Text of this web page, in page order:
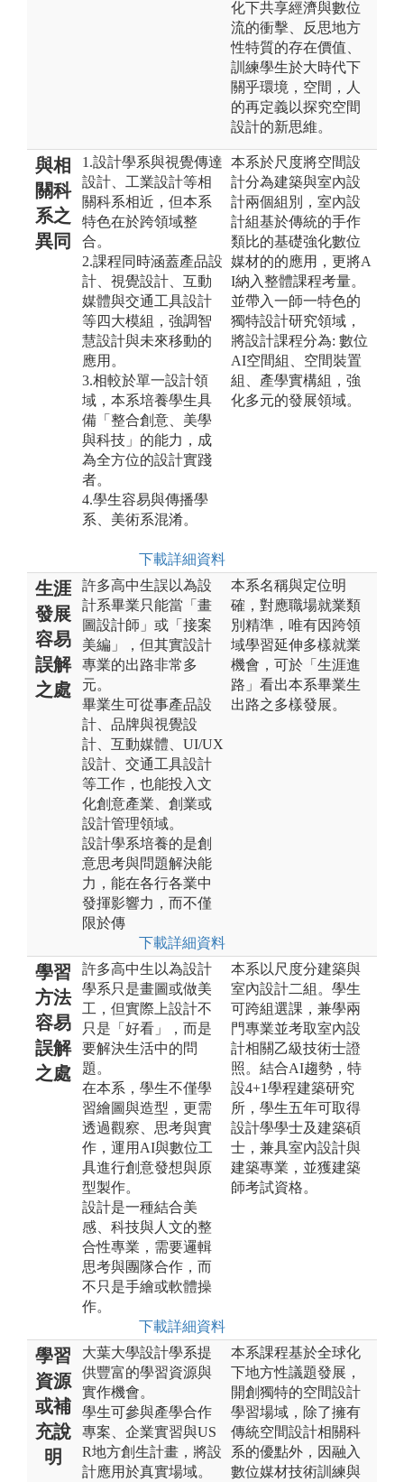
化下共享經濟與數位
流的衝擊、反思地方
性特質的存在價值、
訓練學生於大時代下
關乎環境，空間，人
的再定義以探究空間
設計的新思維。
與相
關科
系之
異同
1.設計學系與視覺傳達
設計、工業設計等相
關科系相近，但本系
特色在於跨領域整
合。
2.課程同時涵蓋產品設
計、視覺設計、互動
媒體與交通工具設計
等四大模組，強調智
慧設計與未來移動的
應用。
3.相較於單一設計領
域，本系培養學生具
備「整合創意、美學
與科技」的能力，成
為全方位的設計實踐
者。
4.學生容易與傳播學
系、美術系混淆。
下載詳細資料
本系於尺度將空間設
計分為建築與室內設
計兩個組別，室內設
計組基於傳統的手作
類比的基礎強化數位
媒材的的應用，更將A
I納入整體課程考量。
並帶入一師一特色的
獨特設計研究領域，
將設計課程分為: 數位
AI空間組、空間裝置
組、產學實構組，強
化多元的發展領域。
生涯
發展
容易
誤解
之處
許多高中生誤以為設
計系畢業只能當「畫
圖設計師」或「接案
美編」，但其實設計
專業的出路非常多
元。
畢業生可從事產品設
計、品牌與視覺設
計、互動媒體、UI/UX
設計、交通工具設計
等工作，也能投入文
化創意產業、創業或
設計管理領域。
設計學系培養的是創
意思考與問題解決能
力，能在各行各業中
發揮影響力，而不僅
限於傳
下載詳細資料
本系名稱與定位明
確，對應職場就業類
別精準，唯有因跨領
域學習延伸多樣就業
機會，可於「生涯進
路」看出本系畢業生
出路之多樣發展。
學習
方法
容易
誤解
之處
許多高中生以為設計
學系只是畫圖或做美
工，但實際上設計不
只是「好看」，而是
要解決生活中的問
題。
在本系，學生不僅學
習繪圖與造型，更需
透過觀察、思考與實
作，運用AI與數位工
具進行創意發想與原
型製作。
設計是一種結合美
感、科技與人文的整
合性專業，需要邏輯
思考與團隊合作，而
不只是手繪或軟體操
作。
下載詳細資料
本系以尺度分建築與
室內設計二組。學生
可跨組選課，兼學兩
門專業並考取室內設
計相關乙級技術士證
照。結合AI趨勢，特
設4+1學程建築研究
所，學生五年可取得
設計學學士及建築碩
士，兼具室內設計與
建築專業，並獲建築
師考試資格。
學習
資源
或補
充說
明
大葉大學設計學系提
供豐富的學習資源與
實作機會。
學生可參與產學合作
專案、企業實習與US
R地方創生計畫，將設
計應用於真實場域。
本系課程基於全球化
下地方性議題發展，
開創獨特的空間設計
學習場域，除了擁有
傳統空間設計相關科
系的優點外，因融入
數位媒材技術訓練與